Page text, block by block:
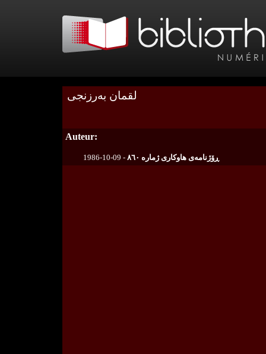
لقمان بەرزنجی
Auteur:
1986-10-09 - ڕۆژنامەی هاوکاری ژمارە ٨٦٠